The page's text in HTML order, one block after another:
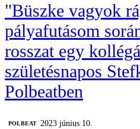
"Büszke vagyok
pályafutásom
rosszat egy
születésnapos
Polbeatben
‎POLBEAT 2023 június 10.